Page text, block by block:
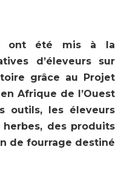
ont été mis à la
d’éleveurs sur
grâce au Projet
Afrique de l’Ouest
outils, les éleveurs
des produits
de fourrage destiné